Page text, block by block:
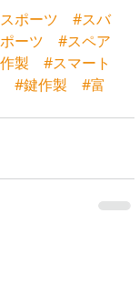
ポーツ
#スバ
ーツ
#スペア
製
#スマート
#鍵作製
#富